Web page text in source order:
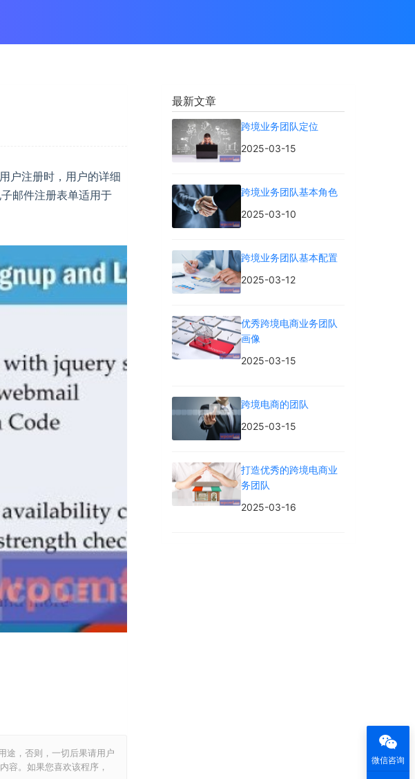
户注册时，用户的详细
邮件注册表单适用于
途，否则，一切后果请用户
容。如果您喜欢该程序，
最新文章
跨境业务团队定位
2025-03-15
跨境业务团队基本角色
2025-03-10
跨境业务团队基本配置
2025-03-12
优秀跨境电商业务团队
画像
2025-03-15
跨境电商的团队
2025-03-15
打造优秀的跨境电商业
务团队
2025-03-16
微信咨询